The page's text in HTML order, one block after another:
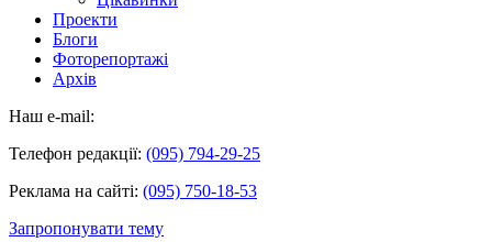
Проекти
Блоги
Фоторепортажі
Архів
Наш e-mail:
Телефон редакції: (095) 794-29-25
Реклама на сайті: (095) 750-18-53
Запропонувати тему